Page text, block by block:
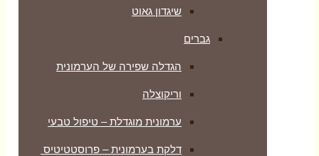
שיגדון גאוט
גברים
הגדלה שפירה של הערמונית
וריקוצלה
ערמונית מוגדלת – טיפול טבעי
דלקת בערמונית – פרוסטטיטיס